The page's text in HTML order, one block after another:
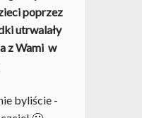
poprzez
utrwalały
z Wami w
byliście -